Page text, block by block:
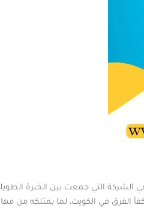
التي جمعت بين الخبرة الطويلة
الفرق في الكويت، لما يمتلكه من